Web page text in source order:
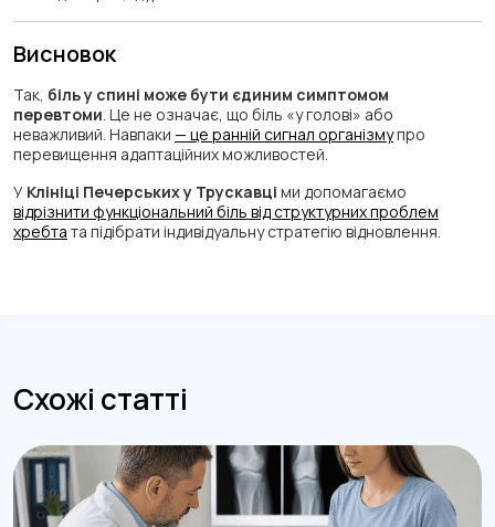
Висновок
Так, біль у спині може бути єдиним симптомом
перевтоми . Це не означає, що біль «у голові» або
неважливий. Навпаки — це ранній сигнал організмупро
перевищення адаптаційних можливостей.
У Клініці Печерських у Трускавці ми допомагаємо
відрізнити функціональний біль від структурних проблем
хребта та підібрати індивідуальну стратегію відновлення.
Схожі статті